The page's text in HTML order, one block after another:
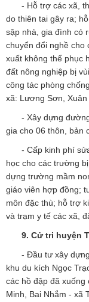
- Hỗ trợ các xã,
do thiên tai gây ra;
sập nhà, gia đình có
chuyển đổi nghề cho
xuất không thể phục
đất nông nghiệp bị
công tác phòng
xã: Lương Sơn,
- Xây dựng
gia cho 06 thôn, bản
- Cấp kinh phí
học cho các trường
dựng trường mầm
giáo viên hợp đồng;
môn đặc thù; hỗ trợ
và trạm y tế các xã,
9. Cử tri huyện
- Đầu tư xây
khu du kích Ngọc
các hồ đập đã xuống
Minh, Bai Nhắm - xã